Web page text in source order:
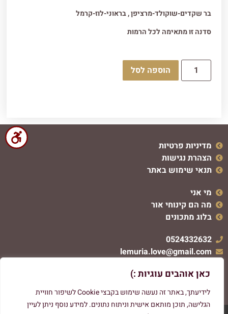
כאן אוהבים עוגיות :)
לידיעתך, באתר זה נעשה שימוש בקבצי Cookie לשיפור חוויית
הגלישה, תוכן מותאם אישית וניתוח נתונים. למידע נוסף ניתן לעיין
בר שקדים-שוקולד-מרציפן , בראוני-לוז-קרמל
סדנה זו מתאימה לכל הרמות
הוספה לסל
מדיניות פרטיות
הצהרת נגישות
תנאי שימוש באתר
מי אני
מה הם קינוחי אור
בלוג מתכונים
0524332632
lemuria.love@gmail.com